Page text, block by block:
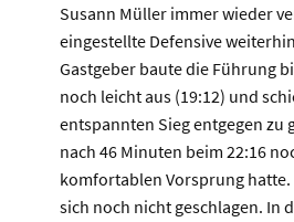
Susann Müller immer wieder
eingestellte Defensive
Gastgeber baute die Führung
noch leicht aus (19:12) und
entspannten Sieg entgegen zu
nach 46 Minuten beim 22:16
komfortablen Vorsprung hatte.
sich noch nicht geschlagen. In